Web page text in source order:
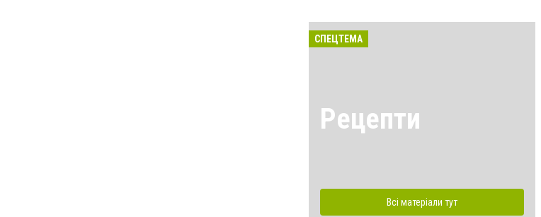
СПЕЦТЕМА
Рецепти
Всі матеріали тут